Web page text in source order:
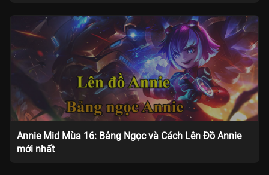
Annie Mid Mùa 16: Bảng Ngọc và Cách Lên Đồ Annie
mới nhất